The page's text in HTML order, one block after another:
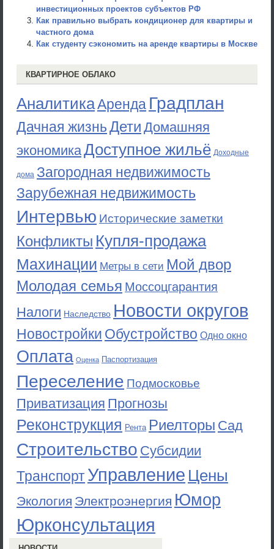
инвестиционных проектов субъектов РФ
Как правильно выбрать кондиционер для квартиры и
частного дома
Как студенту сэкономить на аренде квартиры в Москве
КВАРТИРНОЕ ОБЛАКО
АналитикаАренда Градплан
Дачная жизньДети Домашняя
экономикаДоступное жильё Доходные
дома Загородная недвижимость
Зарубежная недвижимость
Интервью Исторические заметки
Конфликты Купля-продажа
Махинации Метры в сети Мой двор
Молодая семья Моссоцгарантия
Налоги Наследство Новости округов
Новостройки Обустройство Одно окно
Оплата Оценка Паспортизация
Переселение Подмосковье
Приватизация Прогнозы
Реконструкция Рента Риелторы Сад
Строительство Субсидии
ТранспортУправление Цены
Экология Электроэнергия Юмор
Юрконсультация